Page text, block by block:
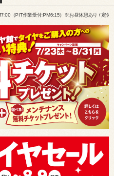
（PIT作業受付:PM6:15）※お昼休憩あり / 定休